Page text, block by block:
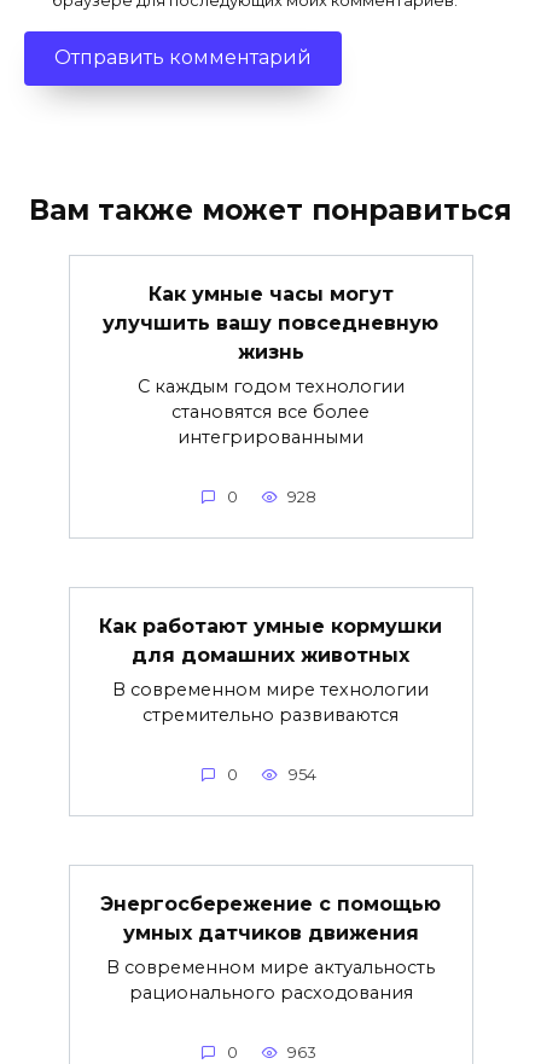
Вам также может понравиться
Как умные часы могут
улучшить вашу повседневную
жизнь
С каждым годом технологии
становятся все более
интегрированными
0 928
Как работают умные кормушки
для домашних животных
В современном мире технологии
стремительно развиваются
0 954
Энергосбережение с помощью
умных датчиков движения
В современном мире актуальность
рационального расходования
0 963